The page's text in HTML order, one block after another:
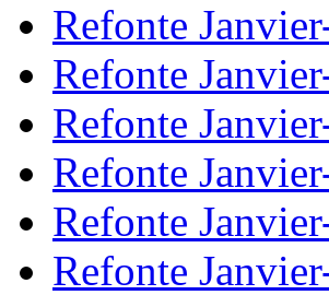
Refonte
Refonte
Refonte
Refonte
Refonte
Refonte